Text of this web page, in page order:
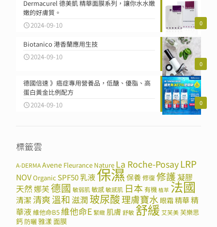
0
Dermacurel 德美凱 精華面膜系列，讓你水水嫩
嫩的好膚質。
2024-09-10
0
Biotanico 港香蘭應用生技
2024-09-10
0
德國倍速 》癌症專用營養品，低醣、優脂、高
蛋白黃金比例配方
2024-09-10
標籤雲
A-DERMAAvene Fleurance Nature La Roche-PosayLRP
NOVOrganic SPF50乳液保濕保養修復修護凝膠
天然娜芙德國 敏弱肌敏感敏感肌 日本 有機 植萃 法國
清潔清爽溫和 滋潤 玻尿酸理膚寶水 眼霜精華精
華液維他命B5 維他命E 緊緻 肌膚 舒敏 舒緩 艾芙美芙樂思
鈣 防曬雅漾面膜